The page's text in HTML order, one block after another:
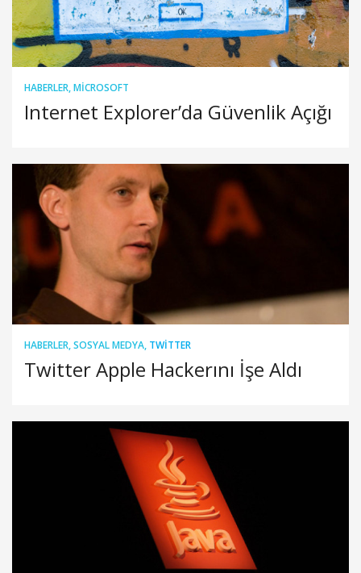
HABERLER,MICROSOFT
Internet Explorer’da Güvenlik Açığı
HABERLER,SOSYAL MEDYA, TWITTER
Twitter Apple Hackerını İşe Aldı